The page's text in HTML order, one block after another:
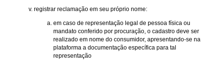
registrar reclamação em seu próprio nome:
em caso de representação legal de pessoa física ou
mandato conferido por procuração, o cadastro deve ser
realizado em nome do consumidor, apresentando-se na
plataforma a documentação específica para tal
representação